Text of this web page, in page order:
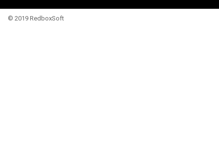
© 2019 RedboxSoft